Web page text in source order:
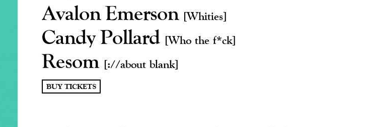
Avalon Emerson [Whities]
Candy Pollard [Who the f*ck]
Resom [://about blank]
BUY TICKETS